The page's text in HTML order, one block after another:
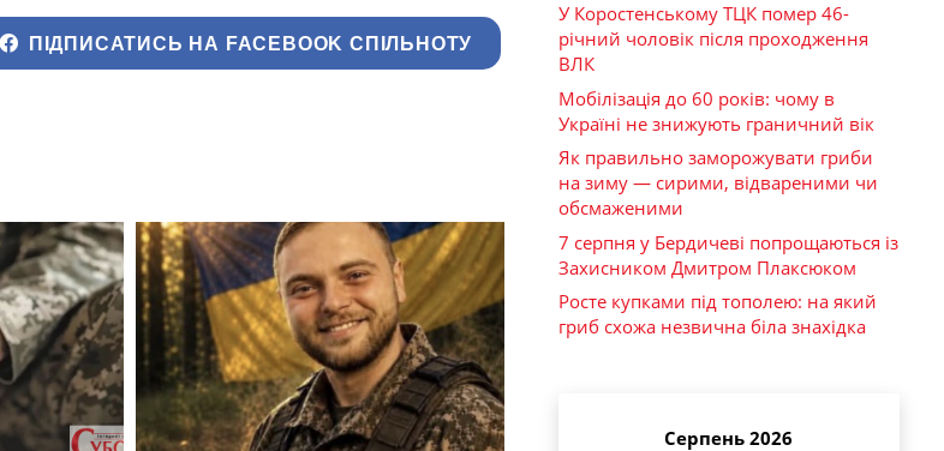
ПІДПИСАТИСЬ НА FACEBOOK СПІЛЬНОТУ
У Коростенському ТЦК помер 46-
річний чоловік після проходження
ВЛК
Мобілізація до 60 років: чому в
Україні не знижують граничний вік
Як правильно заморожувати гриби
на зиму — сирими, відвареними чи
обсмаженими
7 серпня у Бердичеві попрощаються із
Захисником Дмитром Плаксюком
Росте купками під тополею: на який
гриб схожа незвична біла знахідка
Серпень 2026